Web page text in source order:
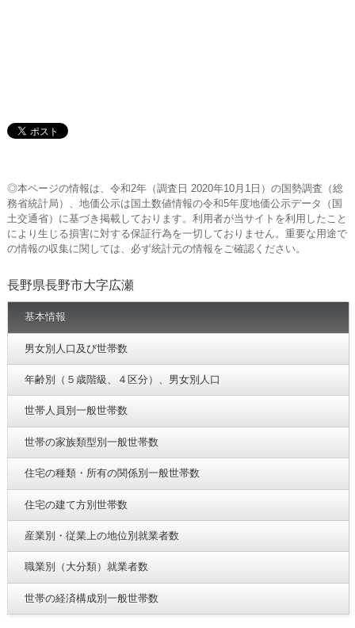
◎本ページの情報は、令和2年（調査日 2020年10月1日）の国勢調査（総
務省統計局）、地価公示は国土数値情報の令和5年度地価公示データ（国
土交通省）に基づき掲載しております。利用者が当サイトを利用したこと
により生じる損害に対する保証行為を一切しておりません。重要な用途で
の情報の収集に関しては、必ず統計元の情報をご確認ください。
長野県長野市大字広瀬
基本情報
男女別人口及び世帯数
年齢別（５歳階級、４区分）、男女別人口
世帯人員別一般世帯数
世帯の家族類型別一般世帯数
住宅の種類・所有の関係別一般世帯数
住宅の建て方別世帯数
産業別・従業上の地位別就業者数
職業別（大分類）就業者数
世帯の経済構成別一般世帯数